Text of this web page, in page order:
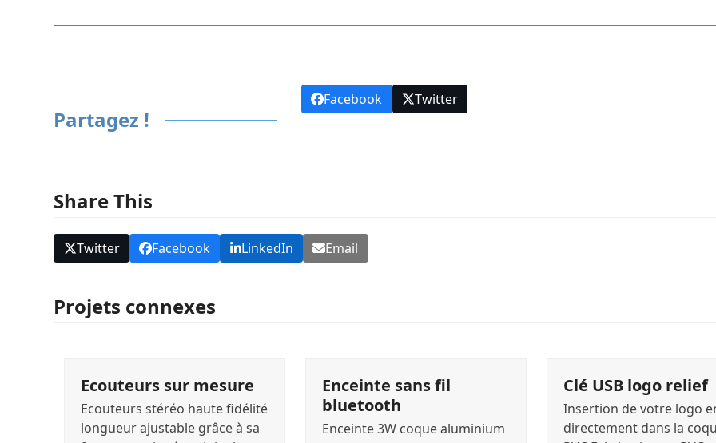
Partagez !
Facebook Twitter
Share This
Twitter Facebook LinkedIn Email
Projets connexes
Ecouteurs sur mesure
Ecouteurs stéréo haute fidélité
longueur ajustable grâce à sa
Enceinte sans fil
bluetooth
Enceinte 3W coque aluminium
Clé USB logo relief
Insertion de votre logo
directement dans la